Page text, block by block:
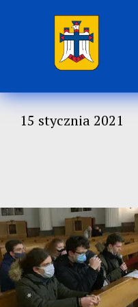
15 stycznia 2021